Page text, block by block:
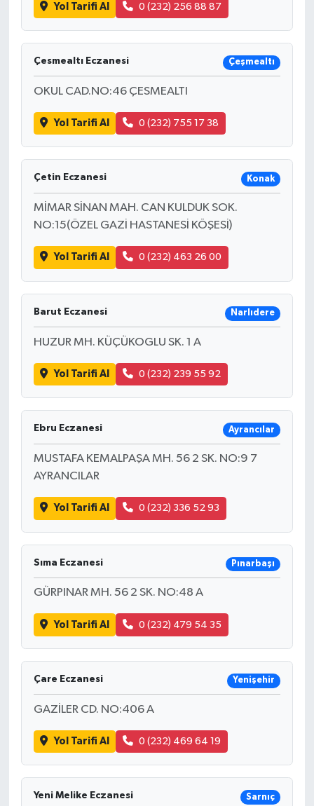
Yol Tarifi Al 0 (232) 256 88 87
Çesmealtı Eczanesi Çeşmealtı
OKUL CAD.NO:46 ÇESMEALTI
Yol Tarifi Al 0 (232) 755 17 38
Çetin Eczanesi Konak
MİMAR SİNAN MAH. CAN KULDUK SOK.
NO:15(ÖZEL GAZİ HASTANESİ KÖŞESİ)
Yol Tarifi Al 0 (232) 463 26 00
Barut Eczanesi Narlıdere
HUZUR MH. KÜÇÜKOGLU SK. 1 A
Yol Tarifi Al 0 (232) 239 55 92
Ebru Eczanesi Ayrancılar
MUSTAFA KEMALPAŞA MH. 56 2 SK. NO:9 7
AYRANCILAR
Yol Tarifi Al 0 (232) 336 52 93
Sıma Eczanesi Pınarbaşı
GÜRPINAR MH. 56 2 SK. NO:48 A
Yol Tarifi Al 0 (232) 479 54 35
Çare Eczanesi Yenişehir
GAZİLER CD. NO:406 A
Yol Tarifi Al 0 (232) 469 64 19
Yeni Melike Eczanesi Sarnıç